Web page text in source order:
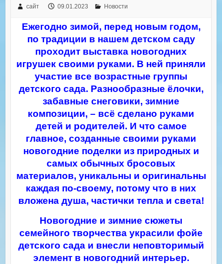
сайт 09.01.2023 Новости
Ежегодно зимой, перед новым годом,
по традиции в нашем детском саду
проходит выставка новогодних
игрушек своими руками. В ней приняли
участие все возрастные группы
детского сада. Разнообразные ёлочки,
забавные снеговики, зимние
композиции, – всё сделано руками
детей и родителей. И что самое
главное, созданные своими руками
новогодние поделки из природных и
самых обычных бросовых
материалов, уникальны и оригинальны
каждая по-своему, потому что в них
вложена душа, частички тепла и света!
Новогодние и зимние сюжеты
семейного творчества украсили фойе
детского сада и внесли неповторимый
элемент в новогодний интерьер.